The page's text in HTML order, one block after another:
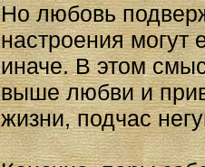
Но любовь
настроения могут
иначе. В этом
выше любви и
жизни, подчас